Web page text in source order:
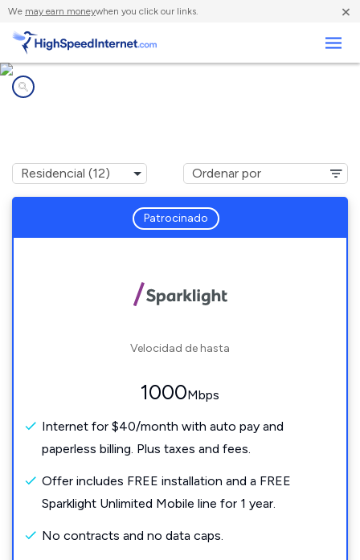
We may earn moneywhen you click our links. ×
Patrocinado
Velocidad de hasta
1000Mbps
Internet for $40/month with auto pay and
paperless billing. Plus taxes and fees.
Offer includes FREE installation and a FREE
Sparklight Unlimited Mobile line for 1 year.
No contracts and no data caps.